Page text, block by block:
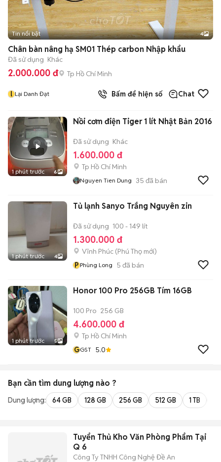
Tin nổi bật 4
Chân bàn nâng hạ SM01 Thép carbon Nhập khẩu
Đã sử dụng Khác
2.000.000 đ Tp Hồ Chí Minh
l Lại Danh Đạt Bấm để hiện số Chat
1 phút trước 6
Nồi cơm điện Tiger 1 lít Nhật Bản 2016
Đã sử dụng Khác
1.600.000 đ
Tp Hồ Chí Minh
Nguyen Tien Dung 35 đã bán
1 phút trước 4
Tủ lạnh Sanyo Trắng Nguyên zin
Đã sử dụng 100 - 149 lít
1.300.000 đ
Vĩnh Phúc (Phú Thọ mới)
P Phùng Long 5 đã bán
1 phút trước 5
Honor 100 Pro 256GB Tím 16GB
100 Pro 256 GB
4.600.000 đ
Tp Hồ Chí Minh
GGST 5.0
Bạn cần tìm dung lượng nào ?
Dung lượng: 64 GB 128 GB 256 GB 512 GB 1 TB
Tuyển Thủ Kho Văn Phòng Phẩm Tại
Q 6
Công Ty TNHH Công Nghệ Đề An